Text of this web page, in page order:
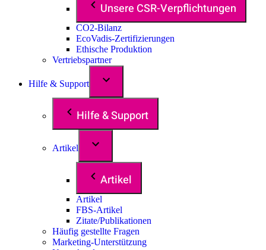
Unsere CSR-Verpflichtungen
CO2-Bilanz
EcoVadis-Zertifizierungen
Ethische Produktion
Vertriebspartner
Hilfe & Support
Hilfe & Support
Artikel
Artikel
Artikel
FBS-Artikel
Zitate/Publikationen
Häufig gestellte Fragen
Marketing-Unterstützung